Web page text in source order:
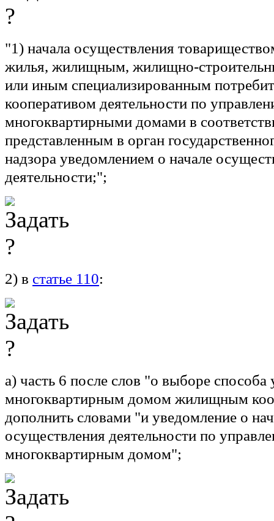
"1) начала осуществления
жилья, жилищным, жилищно-
или иным специализированным
кооперативом деятельности по
многоквартирными домами в
представленным в орган
надзора уведомлением о начале
деятельности;";
2) в статье 110:
а) часть 6 после слов "о выборе способа
многоквартирным домом жилищным
дополнить словами "и уведомление о
осуществления деятельности по
многоквартирным домом";